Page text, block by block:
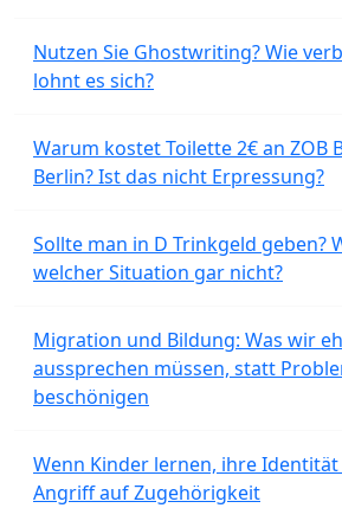
Nutzen Sie Ghostwriting? Wie
lohnt es sich?
Warum kostet Toilette 2€ an ZOB
Berlin? Ist das nicht Erpressung?
Sollte man in D Trinkgeld geben?
welcher Situation gar nicht?
Migration und Bildung: Was wir
aussprechen müssen, statt
beschönigen
Wenn Kinder lernen, ihre Identität
Angriff auf Zugehörigkeit